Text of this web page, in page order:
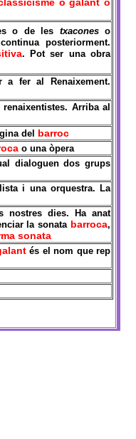
o de les txaconeso
posteriorment.
. Pot ser una obra
a fer al Renaixement.
Arriba al
del barroc
o unaòpera
dialoguen dos grups
i una orquestra. La
nostres dies. Ha anat
la sonata barroca,
sonata
és el nom que rep